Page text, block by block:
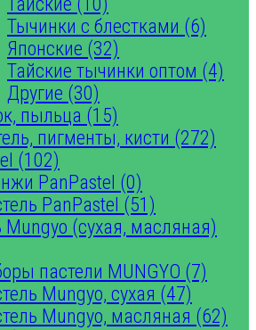
Тычинки с блестками (6)
Японские (32)
Тайские тычинки оптом (4)
Другие (30)
пыльца (15)
пигменты, кисти (272)
(102)
PanPastel (0)
PanPastel (51)
Mungyo (сухая, масляная)
пастели MUNGYO (7)
Mungyo, сухая (47)
Mungyo, масляная (62)